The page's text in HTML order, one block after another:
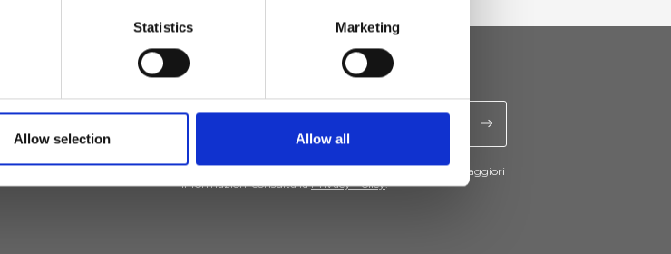
Statistics Marketing
Allow selection Allow all
Acconsento a ricevere novità e promo da Ripani. Per maggiori
informazioni consulta laPrivacy Policy.